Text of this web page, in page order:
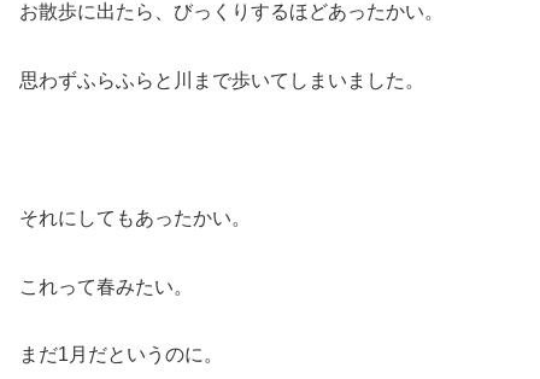
お散歩に出たら、びっくりするほどあったかい。
思わずふらふらと川まで歩いてしまいました。
それにしてもあったかい。
これって春みたい。
まだ1月だというのに。